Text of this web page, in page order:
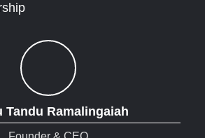
Tandu Ramalingaiah